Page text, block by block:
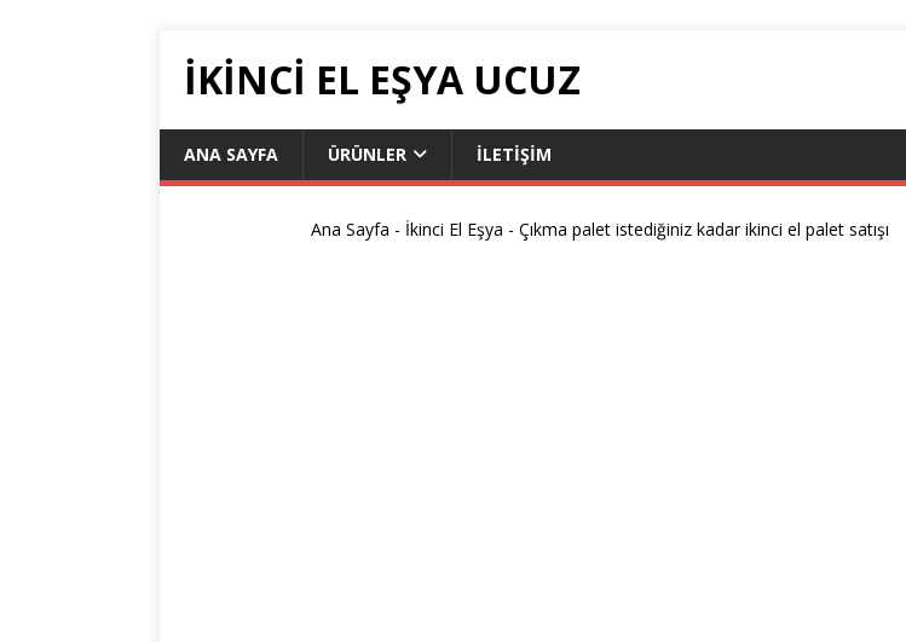
İKİNCİ EL EŞYA UCUZ
ANA SAYFA ÜRÜNLER ILETIŞIM
Ana Sayfa - İkinci El Eşya -Çıkma palet istediğiniz kadar ikinci el palet satışı